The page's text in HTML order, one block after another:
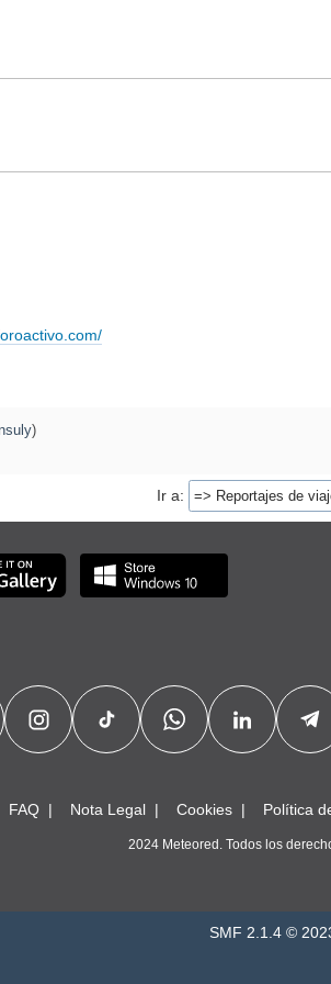
)
Ir a
FAQ Nota Legal Cookies Política
2024 Meteored. Todos los
SMF 2.1.4 ©